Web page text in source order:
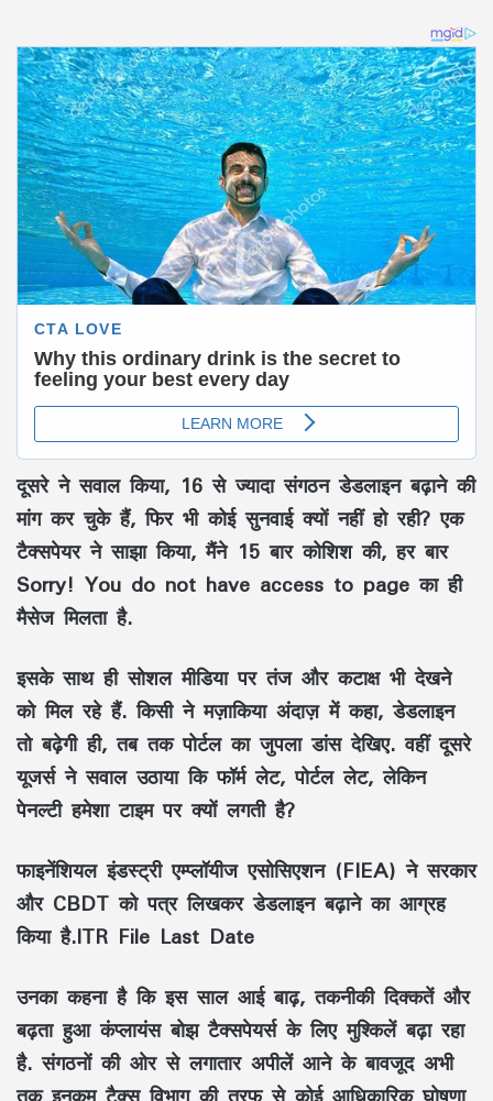
दूसरे ने सवाल किया, 16 से ज्यादा संगठन डेडलाइन बढ़ाने की
मांग कर चुके हैं, फिर भी कोई सुनवाई क्यों नहीं हो रही? एक
टैक्सपेयर ने साझा किया, मैंने 15 बार कोशिश की, हर बार
Sorry! You do not have access to page का ही
मैसेज मिलता है.
इसके साथ ही सोशल मीडिया पर तंज और कटाक्ष भी देखने
को मिल रहे हैं. किसी ने मज़ाकिया अंदाज़ में कहा, डेडलाइन
तो बढ़ेगी ही, तब तक पोर्टल का जुपला डांस देखिए. वहीं दूसरे
यूजर्स ने सवाल उठाया कि फॉर्म लेट, पोर्टल लेट, लेकिन
पेनल्टी हमेशा टाइम पर क्यों लगती है?
फाइनेंशियल इंडस्ट्री एम्प्लॉयीज एसोसिएशन (FIEA) ने सरकार
और CBDT को पत्र लिखकर डेडलाइन बढ़ाने का आग्रह
किया है.ITR File Last Date
उनका कहना है कि इस साल आई बाढ़, तकनीकी दिक्कतें और
बढ़ता हुआ कंप्लायंस बोझ टैक्सपेयर्स के लिए मुश्किलें बढ़ा रहा
है. संगठनों की ओर से लगातार अपीलें आने के बावजूद अभी